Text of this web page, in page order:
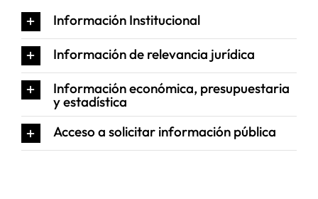
SERVICIOS
APOYO I+D+I
NOTICIAS
Información Institucional
Información de relevancia jurídica
Información económica, presupuestaria
y estadística
Acceso a solicitar información pública